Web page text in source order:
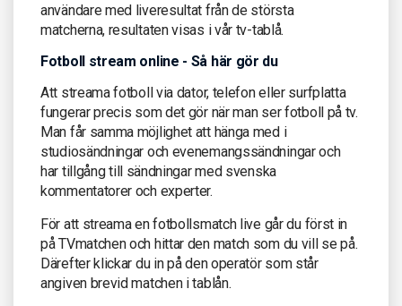
användare med liveresultat från de största
matcherna, resultaten visas i vår tv-tablå.
Fotboll stream online - Så här gör du
Att streama fotboll via dator, telefon eller surfplatta
fungerar precis som det gör när man ser fotboll på tv.
Man får samma möjlighet att hänga med i
studiosändningar och evenemangssändningar och
har tillgång till sändningar med svenska
kommentatorer och experter.
För att streama en fotbollsmatch live går du först in
på TVmatchen och hittar den match som du vill se på.
Därefter klickar du in på den operatör som står
angiven brevid matchen i tablån.